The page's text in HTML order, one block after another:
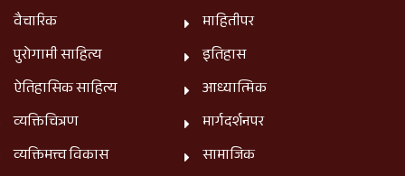
वैचारिक
पुरोगामी साहित्य
ऐतिहासिक साहित्य
व्यक्तिचित्रण
व्यक्तिमत्त्व विकास
माहितीपर
इतिहास
आध्यात्मिक
मार्गदर्शनपर
सामाजिक